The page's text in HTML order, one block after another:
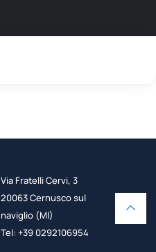
Via Fratelli Cervi, 3
20063 Cernusco sul
naviglio (MI)
Tel: +39 0292106954